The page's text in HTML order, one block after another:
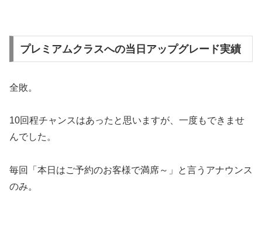
プレミアムクラスへの当日アップグレード実績
全敗。
10回程チャンスはあったと思いますが、一度もできませ
んでした。
毎回「本日はご予約のお客様で満席～」と言うアナウンス
のみ。